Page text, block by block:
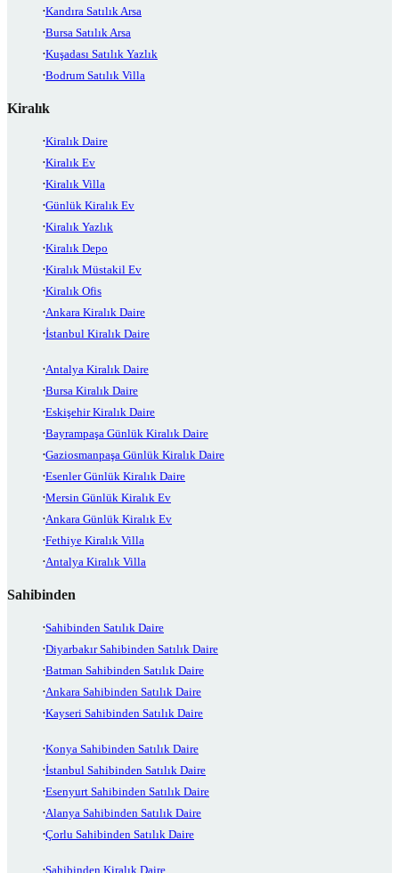
Kandıra Satılık Arsa
Bursa Satılık Arsa
Kuşadası Satılık Yazlık
Bodrum Satılık Villa
Kiralık
Kiralık Daire
Kiralık Ev
Kiralık Villa
Günlük Kiralık Ev
Kiralık Yazlık
Kiralık Depo
Kiralık Müstakil Ev
Kiralık Ofis
Ankara Kiralık Daire
İstanbul Kiralık Daire
Antalya Kiralık Daire
Bursa Kiralık Daire
Eskişehir Kiralık Daire
Bayrampaşa Günlük Kiralık Daire
Gaziosmanpaşa Günlük Kiralık Daire
Esenler Günlük Kiralık Daire
Mersin Günlük Kiralık Ev
Ankara Günlük Kiralık Ev
Fethiye Kiralık Villa
Antalya Kiralık Villa
Sahibinden
Sahibinden Satılık Daire
Diyarbakır Sahibinden Satılık Daire
Batman Sahibinden Satılık Daire
Ankara Sahibinden Satılık Daire
Kayseri Sahibinden Satılık Daire
Konya Sahibinden Satılık Daire
İstanbul Sahibinden Satılık Daire
Esenyurt Sahibinden Satılık Daire
Alanya Sahibinden Satılık Daire
Çorlu Sahibinden Satılık Daire
Sahibinden Kiralık Daire